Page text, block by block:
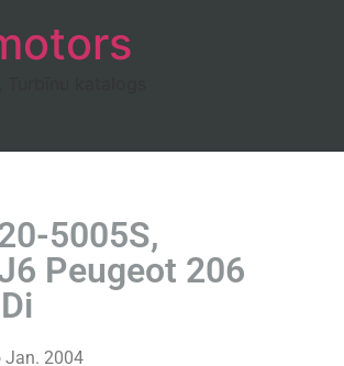
5005S,
Peugeot 206
Jan. 2004